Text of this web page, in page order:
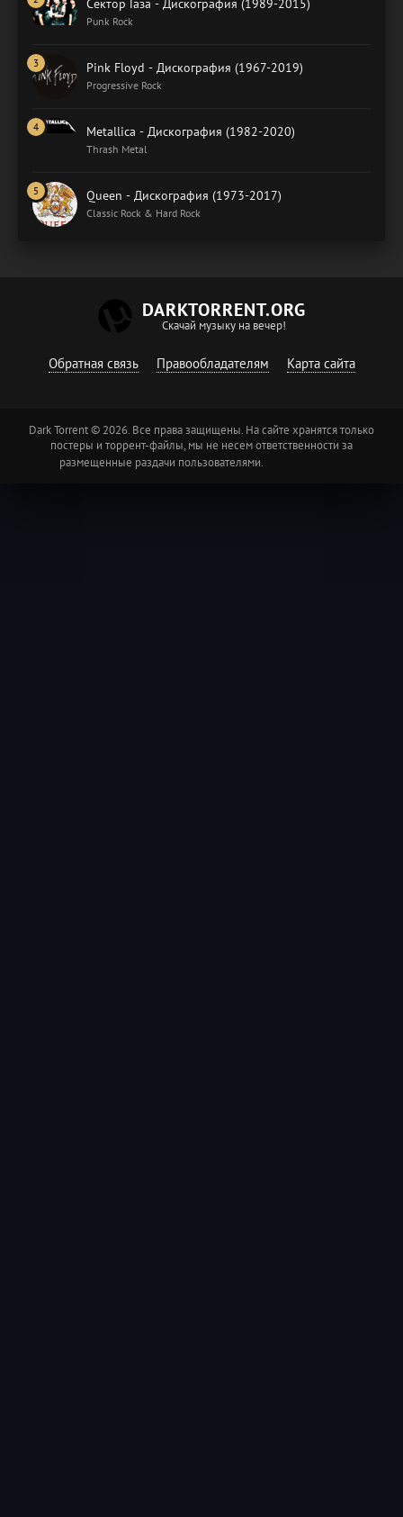
Сектор Газа - Дискография (1989-2015)
Punk Rock
Pink Floyd - Дискография (1967-2019)
Progressive Rock
Metallica - Дискография (1982-2020)
Thrash Metal
Queen - Дискография (1973-2017)
Classic Rock & Hard Rock
DARKTORRENT.ORG
Скачай музыку на вечер!
Обратная связь Правообладателям Карта сайта
Dark Torrent © 2026. Все права защищены. На сайте хранятся только
постеры и торрент-файлы, мы не несем ответственности за
размещенные раздачи пользователями.